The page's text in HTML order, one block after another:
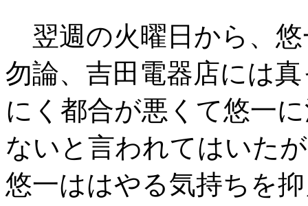
翌週の火曜日から、
勿論、吉田電器店には
にく都合が悪くて悠一
ないと言われてはいた
悠一ははやる気持ちを